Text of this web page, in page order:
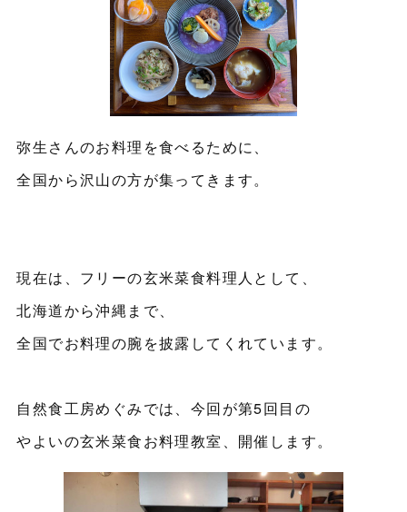
弥生さんのお料理を食べるために、
全国から沢山の方が集ってきます。
現在は、フリーの玄米菜食料理人として、
北海道から沖縄まで、
全国でお料理の腕を披露してくれています。
自然食工房めぐみでは、今回が第5回目の
やよいの玄米菜食お料理教室、開催します。